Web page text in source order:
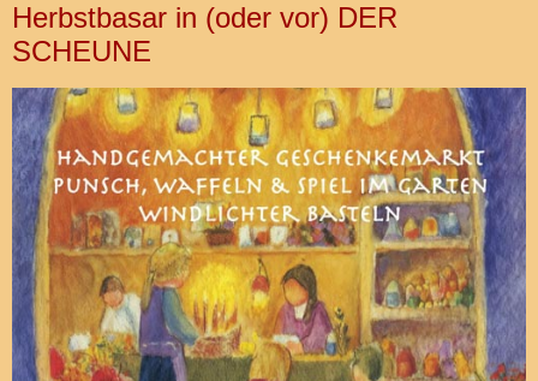
Herbstbasar in (oder vor) DER
SCHEUNE